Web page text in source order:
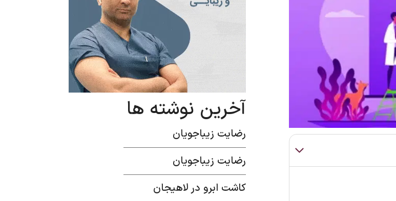
آخرین نوشته ها
رضایت زیباجویان
رضایت زیباجویان
کاشت ابرو در لاهیجان